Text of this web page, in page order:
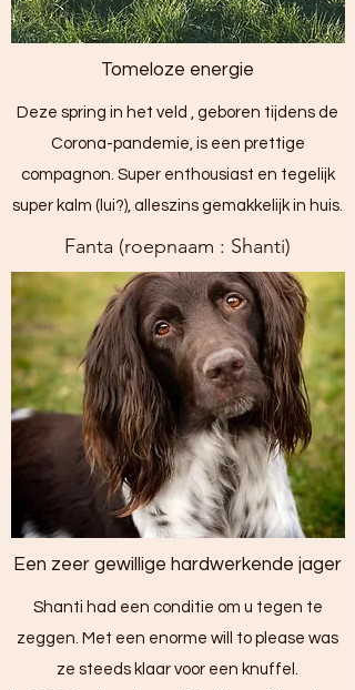
Tomeloze energie
Deze spring in het veld , geboren tijdens de
Corona-pandemie, is een prettige
compagnon. Super enthousiast en tegelijk
super kalm (lui?), alleszins gemakkelijk in huis.
Fanta (roepnaam : Shanti)
Een zeer gewillige hardwerkende jager
Shanti had een conditie om u tegen te
zeggen. Met een enorme will to please was
ze steeds klaar voor een knuffel.